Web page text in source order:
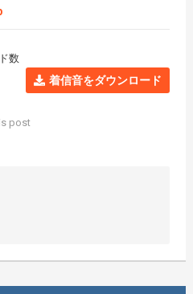
数
着信音をダウンロード
post